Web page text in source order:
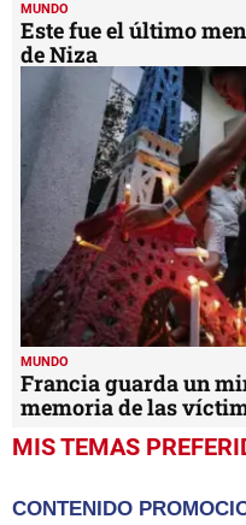
MUNDO
Este fue el último
de Niza
MUNDO
Francia guarda un
memoria de las
MIS TEMAS
CONTENIDO